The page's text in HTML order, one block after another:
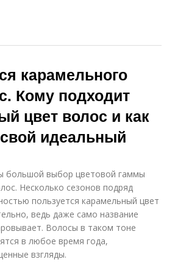
карамельного
Кому подходит
цвет волос и как
идеальный
большой выбор цветовой гаммы
Несколько сезонов подряд
пользуется карамельный цвет
ведь даже само название
Волосы в таком тоне
в любое время года,
взгляды.